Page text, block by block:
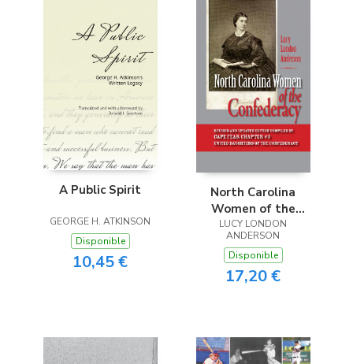
A Public Spirit
GEORGE H. ATKINSON
Disponible
10,45 €
North Carolina
Women of the
Confederacy
LUCY LONDON
ANDERSON
Disponible
17,20 €